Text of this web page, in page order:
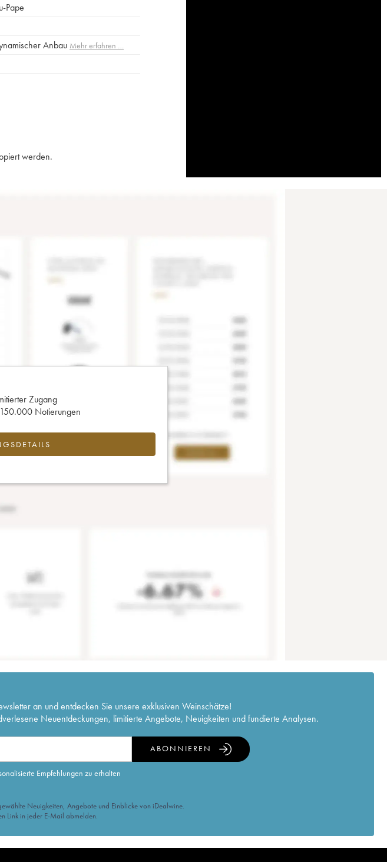
Pape
Anbau Mehr erfahren …
werden.
Zugang
Notierungen
an und entdecken Sie unsere exklusiven Weinschätze!
Neuentdeckungen, limitierte Angebote, Neuigkeiten und fundierte Analysen.
Empfehlungen zu erhalten
ABONNIEREN
Neuigkeiten, Angebote und Einblicke von iDealwine.
Link in jeder E-Mail abmelden.